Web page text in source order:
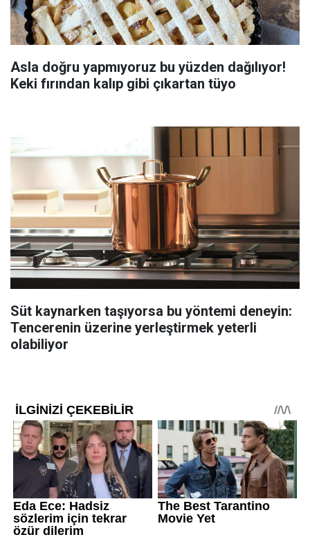
Asla doğru yapmıyoruz bu yüzden dağılıyor!
Keki fırından kalıp gibi çıkartan tüyo
Süt kaynarken taşıyorsa bu yöntemi deneyin:
Tencerenin üzerine yerleştirmek yeterli
olabiliyor